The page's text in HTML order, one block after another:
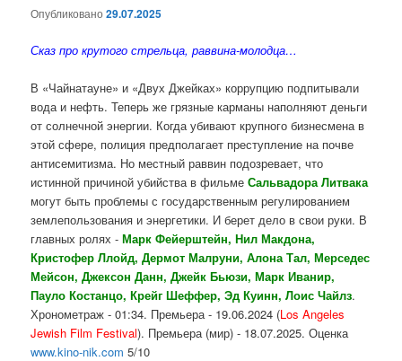
Опубликовано29.07.2025
Сказ про крутого стрельца, раввина-молодца…
В «Чайнатауне» и «Двух Джейках» коррупцию подпитывали
вода и нефть. Теперь же грязные карманы наполняют деньги
от солнечной энергии. Когда убивают крупного бизнесмена в
этой сфере, полиция предполагает преступление на почве
антисемитизма. Но местный раввин подозревает, что
истинной причиной убийства в фильмеСальвадора Литвака
могут быть проблемы с государственным регулированием
землепользования и энергетики. И берет дело в свои руки. В
главных ролях -Марк Фейерштейн, Нил Макдона,
Кристофер Ллойд, Дермот Малруни, Алона Тал, Мерседес
Мейсон, Джексон Данн, Джейк Бьюзи, Марк Иванир,
Пауло Костанцо, Крейг Шеффер, Эд Куинн, Лоис Чайлз.
Хронометраж - 01:34. Премьера - 19.06.2024 (Los Angeles
Jewish Film Festival). Премьера (мир) - 18.07.2025. Оценка
www.kino-nik.com 5/10